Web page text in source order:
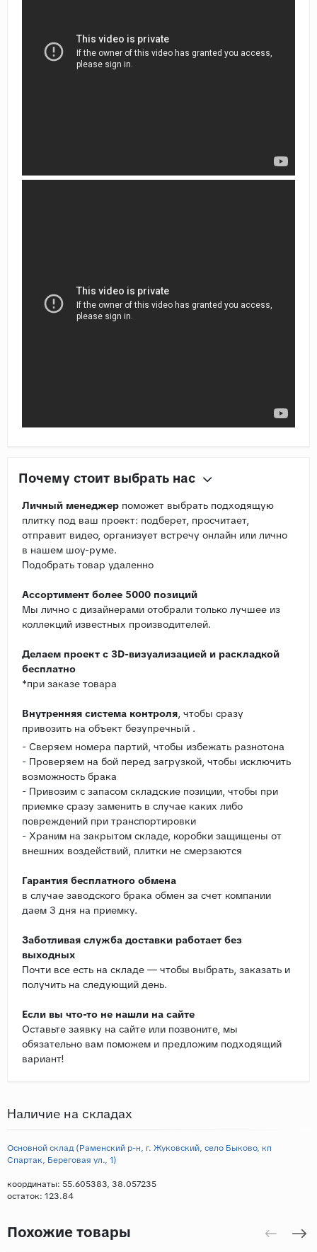
Почему стоит выбрать нас
Личный менеджер поможет выбрать подходящую
плитку под ваш проект: подберет, просчитает,
отправит видео, организует встречу онлайн или лично
в нашем шоу-руме.
Подобрать товар удаленно
Ассортимент более 5000 позиций
Мы лично с дизайнерами отобрали только лучшее из
коллекций известных производителей.
Делаем проект с 3D-визуализацией и раскладкой
бесплатно
*при заказе товара
Внутренняя система контроля, чтобы сразу
привозить на объект безупречный .
- Сверяем номера партий, чтобы избежать разнотона
- Проверяем на бой перед загрузкой, чтобы исключить
возможность брака
- Привозим с запасом складские позиции, чтобы при
приемке сразу заменить в случае каких либо
повреждений при транспортировки
- Храним на закрытом складе, коробки защищены от
внешних воздействий, плитки не смерзаются
Гарантия бесплатного обмена
в случае заводского брака обмен за счет компании
даем 3 дня на приемку.
Заботливая служба доставки работает без
выходных
Почти все есть на складе — чтобы выбрать, заказать и
получить на следующий день.
Если вы что-то не нашли на сайте
Оставьте заявку на сайте или позвоните, мы
обязательно вам поможем и предложим подходящий
вариант!
Наличие на складах
Основной склад (Раменский р-н, г. Жуковский, село Быково, кп
Спартак, Береговая ул., 1)
координаты: 55.605383, 38.057235
остаток: 123.84
Похожие товары